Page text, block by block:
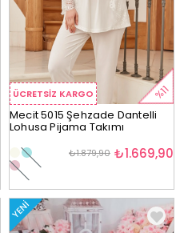
ÜCRETSIZ KARGO %11
Mecit 5015 Şehzade Dantelli
Lohusa Pijama Takımı
₺1.669,90
₺1.879,90
YENI